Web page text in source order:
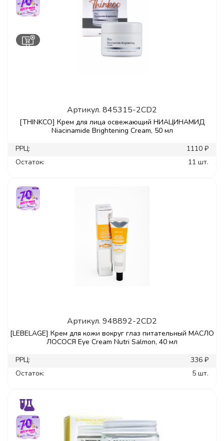
Артикул. 845315-2CD2
[THINKCO] Крем для лица освежающий НИАЦИНАМИД
Niacinamide Brightening Cream, 50 мл
РРЦ:
1110 ₽
Остаток:
11 шт.
Артикул. 948892-2CD2
[LEBELAGE] Крем для кожи вокруг глаз питательный МАСЛО
ЛОСОСЯ Eye Cream Nutri Salmon, 40 мл
РРЦ:
336 ₽
Остаток:
5 шт.